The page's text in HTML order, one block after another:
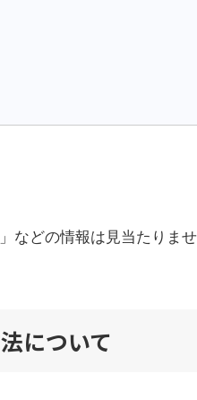
などの情報は見当たりませ
について